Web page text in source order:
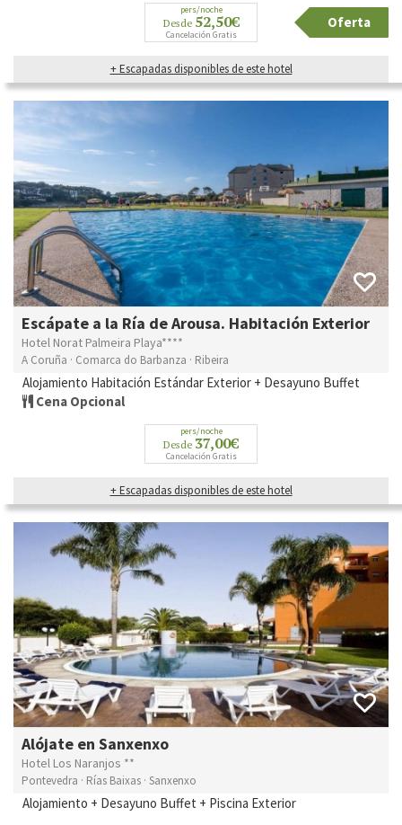
pers/noche
Desde 52,50€
Cancelación Gratis
Oferta
+ Escapadas disponibles de este hotel
Escápate a la Ría de Arousa. Habitación Exterior
Hotel Norat Palmeira Playa****
A Coruña · Comarca do Barbanza · Ribeira
Alojamiento Habitación Estándar Exterior + Desayuno Buffet
Cena Opcional
pers/noche
Desde 37,00€
Cancelación Gratis
+ Escapadas disponibles de este hotel
Alójate en Sanxenxo
Hotel Los Naranjos **
Pontevedra · Rías Baixas · Sanxenxo
Alojamiento + Desayuno Buffet + Piscina Exterior